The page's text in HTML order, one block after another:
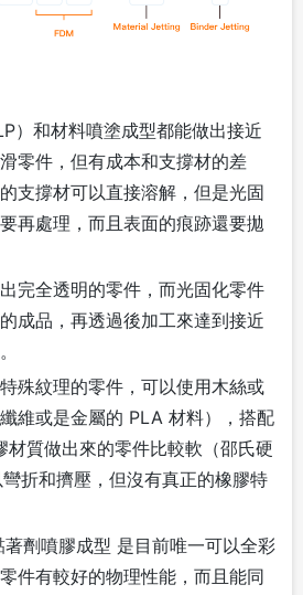
）和材料噴塗成型都能做出接近
零件，但有成本和支撐材的差
支撐材可以直接溶解，但是光固
再處理，而且表面的痕跡還要拋
完全透明的零件，而光固化零件
成品，再透過後加工來達到接近
殊紋理的零件，可以使用木絲或
維或是金屬的 PLA 材料），搭配
材質做出來的零件比較軟（邵氏硬
折和擠壓，但沒有真正的橡膠特
劑噴膠成型 是目前唯一可以全彩
件有較好的物理性能，而且能同